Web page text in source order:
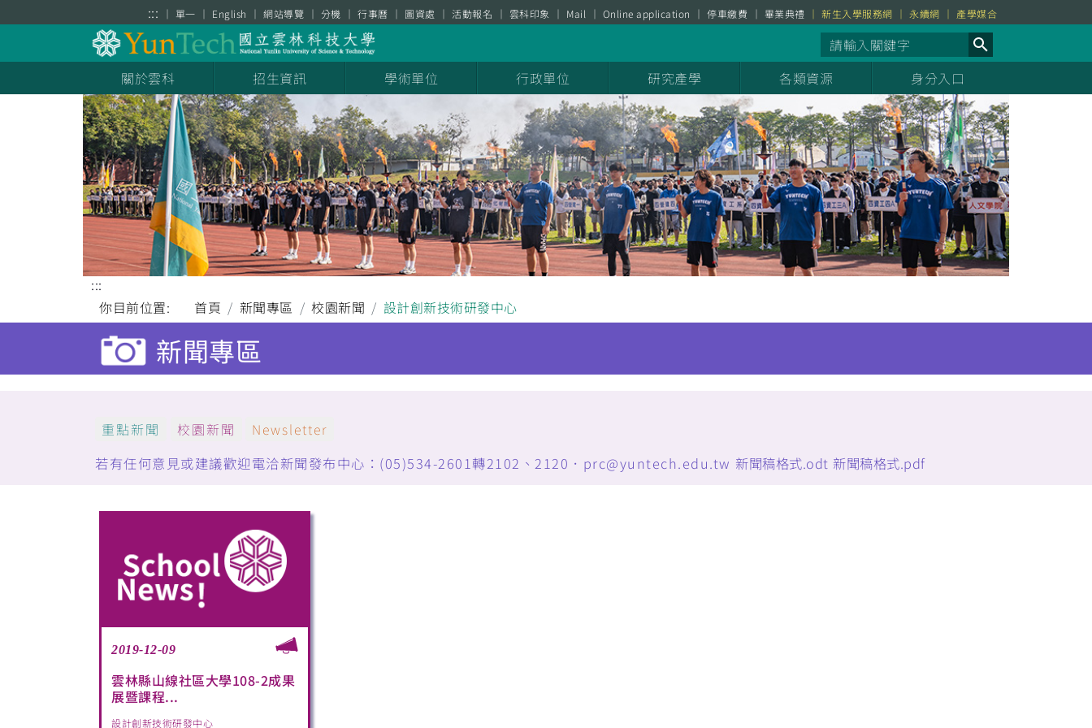
::: 單一 English 網站導覽 分機 行事曆 圖資處 活動報名 雲科印象 Mail Online application 停車繳費 畢業典禮 新生入學服務網 永續網 產學媒合
關於雲科 招生資訊 學術單位 行政單位 研究產學 各類資源 身分入口
:::
你目前位置:
首頁 新聞專區 校園新聞 設計創新技術研發中心
新聞專區
重點新聞 校園新聞
Newsletter
若有任何意見或建議歡迎電洽新聞發布中心：(05)534-2601轉2102、2120．prc@yuntech.edu.tw 新聞稿格式.odt 新聞稿格式.pdf
2019-12-09
雲林縣山線社區大學108-2成果
展暨課程...
設計創新技術研發中心